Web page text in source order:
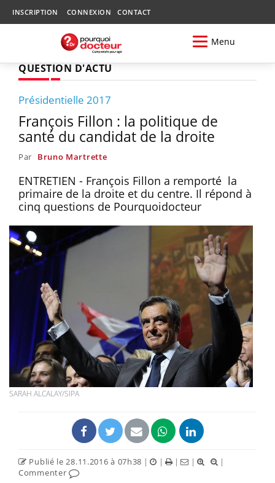
INSCRIPTION CONNEXION CONTACT
Menu
QUESTION D'ACTU
Présidentielle 2017
François Fillon : la politique de
santé du candidat de la droite
Par Bruno Martrette
ENTRETIEN - François Fillon a remporté la
primaire de la droite et du centre. Il répond à
cinq questions de Pourquoidocteur
SARAH ALCALAY/SIPA
Publié le 28.11.2016 à 07h38 | | | |
|
Commenter